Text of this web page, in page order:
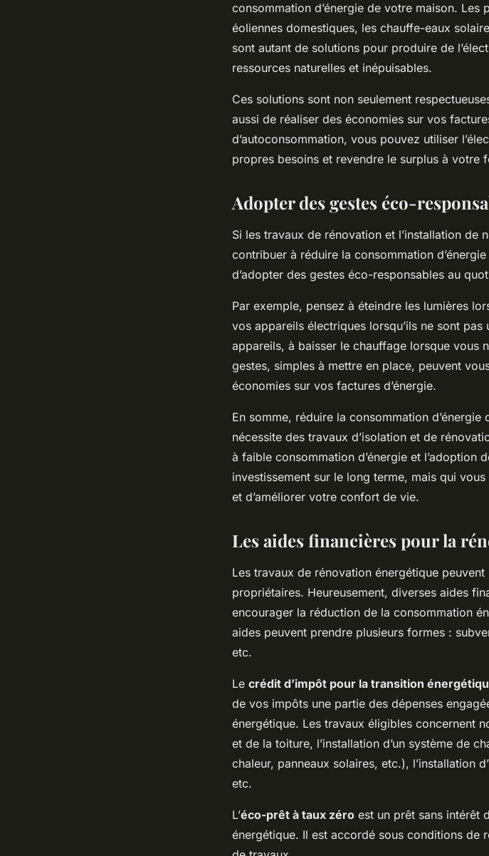
consommation d’énergie de votre maison.
éoliennes domestiques, les chauffe-eaux
sont autant de solutions pour produire de
ressources naturelles et inépuisables.
Ces solutions sont non seulement
aussi de réaliser des économies sur vos
d’autoconsommation, vous pouvez utiliser
propres besoins et revendre le surplus à votre
Adopter des gestes éco-
Si les travaux de rénovation et l’installation de
contribuer à réduire la consommation
d’adopter des gestes éco-responsables au
Par exemple, pensez à éteindre les lumières
vos appareils électriques lorsqu’ils ne sont
appareils, à baisser le chauffage lorsque vous
gestes, simples à mettre en place, peuvent
économies sur vos factures d’énergie.
En somme, réduire la consommation d’énergie
nécessite des travaux d’isolation et de
à faible consommation d’énergie et l’adoption
investissement sur le long terme, mais qui
et d’améliorer votre confort de vie.
Les aides financières pour la
Les travaux de rénovation énergétique
propriétaires. Heureusement, diverses aides
encourager la réduction de la consommation
aides peuvent prendre plusieurs formes :
etc.
Le crédit d’impôt pour la transition
de vos impôts une partie des dépenses
énergétique. Les travaux éligibles concernent
et de la toiture, l’installation d’un système de
chaleur, panneaux solaires, etc.), l’installation
etc.
L’éco-prêt à taux zéro est un prêt sans intérêt
énergétique. Il est accordé sous conditions de